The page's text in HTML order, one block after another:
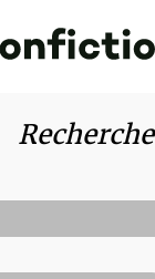
Recherche